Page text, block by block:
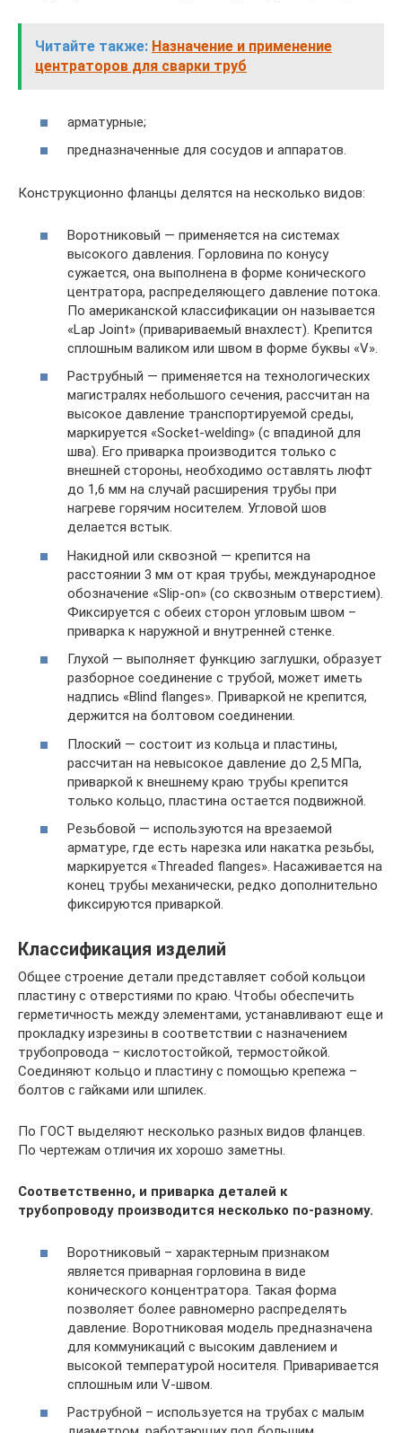
Читайте также: Назначение и применение
центраторов для сварки труб
арматурные;
предназначенные для сосудов и аппаратов.
Конструкционно фланцы делятся на несколько видов:
Воротниковый — применяется на системах
высокого давления. Горловина по конусу
сужается, она выполнена в форме конического
центратора, распределяющего давление потока.
По американской классификации он называется
«Lap Joint» (привариваемый внахлест). Крепится
сплошным валиком или швом в форме буквы «V».
Раструбный — применяется на технологических
магистралях небольшого сечения, рассчитан на
высокое давление транспортируемой среды,
маркируется «Socket-welding» (с впадиной для
шва). Его приварка производится только с
внешней стороны, необходимо оставлять люфт
до 1,6 мм на случай расширения трубы при
нагреве горячим носителем. Угловой шов
делается встык.
Накидной или сквозной — крепится на
расстоянии 3 мм от края трубы, международное
обозначение «Slip-on» (со сквозным отверстием).
Фиксируется с обеих сторон угловым швом –
приварка к наружной и внутренней стенке.
Глухой — выполняет функцию заглушки, образует
разборное соединение с трубой, может иметь
надпись «Blind flanges». Приваркой не крепится,
держится на болтовом соединении.
Плоский — состоит из кольца и пластины,
рассчитан на невысокое давление до 2,5 МПа,
приваркой к внешнему краю трубы крепится
только кольцо, пластина остается подвижной.
Резьбовой — используются на врезаемой
арматуре, где есть нарезка или накатка резьбы,
маркируется «Threaded flanges». Насаживается на
конец трубы механически, редко дополнительно
фиксируются приваркой.
Классификация изделий
Общее строение детали представляет собой кольцои
пластину с отверстиями по краю. Чтобы обеспечить
герметичность между элементами, устанавливают еще и
прокладку изрезины в соответствии с назначением
трубопровода – кислотостойкой, термостойкой.
Соединяют кольцо и пластину с помощью крепежа –
болтов с гайками или шпилек.
По ГОСТ выделяют несколько разных видов фланцев.
По чертежам отличия их хорошо заметны.
Соответственно, и приварка деталей к
трубопроводу производится несколько по-разному.
Воротниковый – характерным признаком
является приварная горловина в виде
конического концентратора. Такая форма
позволяет более равномерно распределять
давление. Воротниковая модель предназначена
для коммуникаций с высоким давлением и
высокой температурой носителя. Приваривается
сплошным или V-швом.
Раструбной – используется на трубах с малым